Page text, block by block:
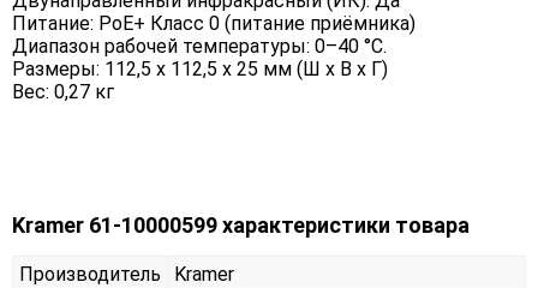
Питание: PoE+ Класс 0 (питание приёмника)
Диапазон рабочей температуры: 0–40 °C.
Размеры: 112,5 х 112,5 х 25 мм (Ш х В х Г)
Вес: 0,27 кг
Kramer 61-10000599 характеристики товара
Производитель
Kramer